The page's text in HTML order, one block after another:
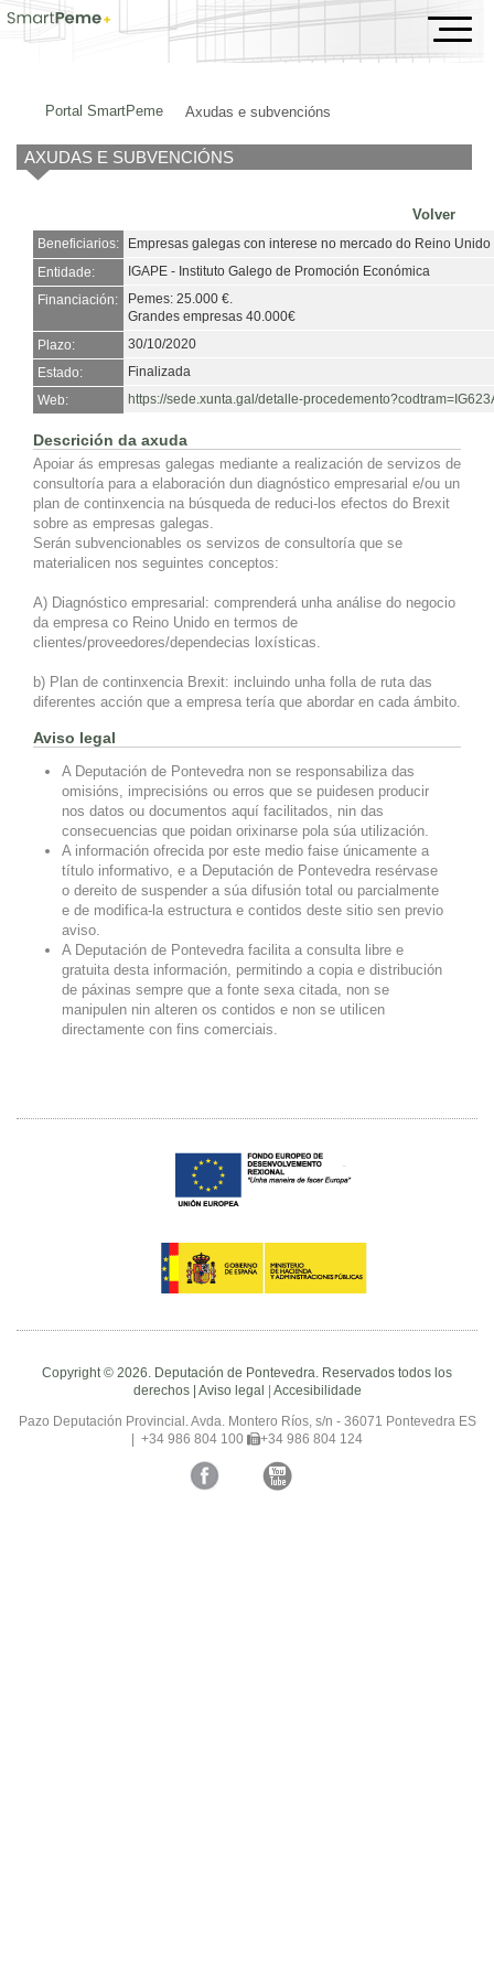
Axudas e subvencións
Portal SmartPeme Axudas e subvencións
AXUDAS E SUBVENCIÓNS
Volver
Beneficiarios:
Empresas galegas con interese no mercado do Reino Unido
Entidade:
IGAPE - Instituto Galego de Promoción Económica
Financiación:
Pemes: 25.000 €.
Grandes empresas 40.000€
Plazo:
30/10/2020
Estado:
Finalizada
Web:
https://sede.xunta.gal/detalle-
Descrición da axuda
Apoiar ás empresas galegas mediante a realización de servizos de
consultoría para a elaboración dun diagnóstico empresarial e/ou un
plan de continxencia na búsqueda de reduci-los efectos do Brexit
sobre as empresas galegas.
Serán subvencionables os servizos de consultoría que se
materialicen nos seguintes conceptos:
A) Diagnóstico empresarial: comprenderá unha análise do negocio
da empresa co Reino Unido en termos de
clientes/proveedores/dependecias loxísticas.
b) Plan de continxencia Brexit: incluindo unha folla de ruta das
diferentes acción que a empresa tería que abordar en cada ámbito.
Aviso legal
A Deputación de Pontevedra non se responsabiliza das
omisións, imprecisións ou erros que se puidesen producir
nos datos ou documentos aquí facilitados, nin das
consecuencias que poidan orixinarse pola súa utilización.
A información ofrecida por este medio faise únicamente a
título informativo, e a Deputación de Pontevedra resérvase
o dereito de suspender a súa difusión total ou parcialmente
e de modifica-la estructura e contidos deste sitio sen previo
aviso.
A Deputación de Pontevedra facilita a consulta libre e
gratuita desta información, permitindo a copia e distribución
de páxinas sempre que a fonte sexa citada, non se
manipulen nin alteren os contidos e non se utilicen
directamente con fins comerciais.
Copyright © 2026. Deputación de Pontevedra. Reservados todos los
derechos | Aviso legal Accesibilidade
Pazo Deputación Provincial. Avda. Montero Ríos, s/n - 36071 Pontevedra ES
+34 986 804 100
+34 986 804 124
Facebook
Twitter YouTube